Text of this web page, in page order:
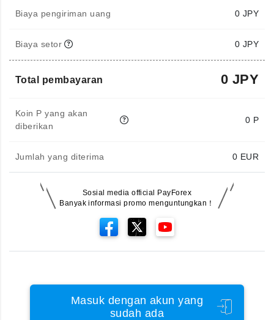
Biaya pengiriman uang 0 JPY
Biaya setor 0 JPY
Total pembayaran 0 JPY
Koin P yang akan
diberikan
0 P
Jumlah yang diterima 0 EUR
Sosial media official PayForex
Banyak informasi promo menguntungkan！
Masuk dengan akun yang
sudah ada